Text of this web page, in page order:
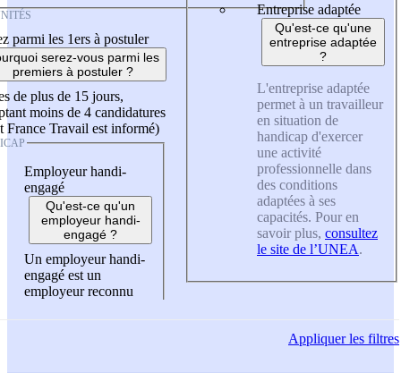
parmi les 1ers à postuler
serez-vous parmi les
premiers à postuler ?
de plus de 15 jours,
moins de 4 candidatures
France Travail est informé)
Employeur handi-
engagé
Qu'est-ce qu'un
employeur handi-
engagé ?
Un employeur handi-
engagé est un
employeur reconnu
Entreprise adaptée
Qu'est-ce qu'une
entreprise adaptée
?
L'entreprise adaptée
permet à un travailleur
en situation de
handicap d'exercer
une activité
professionnelle dans
des conditions
adaptées à ses
capacités. Pour en
savoir plus, consultez
le site de l’UNEA.
Appliquerles filtres